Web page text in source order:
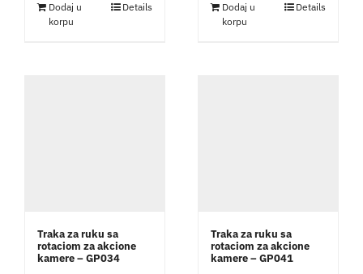
Dodaj u
korpu
Details
Dodaj u
korpu
Details
Traka za ruku sa
rotaciom za akcione
kamere – GP034
Traka za ruku sa
rotaciom za akcione
kamere – GP041